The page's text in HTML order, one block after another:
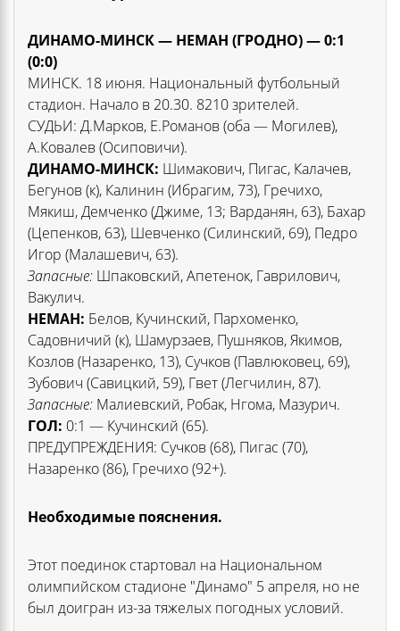
ДИНАМО-МИНСК — НЕМАН (ГРОДНО) — 0:1
(0:0)
МИНСК. 18 июня. Национальный футбольный
стадион. Начало в 20.30. 8210 зрителей.
СУДЬИ: Д.Марков, Е.Романов (оба — Могилев),
А.Ковалев (Осиповичи).
ДИНАМО-МИНСК: Шимакович, Пигас, Калачев,
Бегунов (к), Калинин (Ибрагим, 73), Гречихо,
Мякиш, Демченко (Джиме, 13; Варданян, 63), Бахар
(Цепенков, 63), Шевченко (Силинский, 69), Педро
Игор (Малашевич, 63).
Запасные: Шпаковский, Апетенок, Гаврилович,
Вакулич.
НЕМАН: Белов, Кучинский, Пархоменко,
Садовничий (к), Шамурзаев, Пушняков, Якимов,
Козлов (Назаренко, 13), Сучков (Павлюковец, 69),
Зубович (Савицкий, 59), Гвет (Легчилин, 87).
Запасные: Малиевский, Робак, Нгома, Мазурич.
ГОЛ: 0:1 — Кучинский (65).
ПРЕДУПРЕЖДЕНИЯ: Сучков (68), Пигас (70),
Назаренко (86), Гречихо (92+).
Необходимые пояснения.
Этот поединок стартовал на Национальном
олимпийском стадионе "Динамо" 5 апреля, но не
был доигран из-за тяжелых погодных условий.